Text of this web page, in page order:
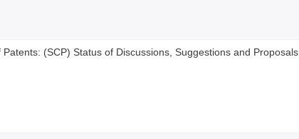
(SCP) Status of Discussions, Suggestions and Proposals